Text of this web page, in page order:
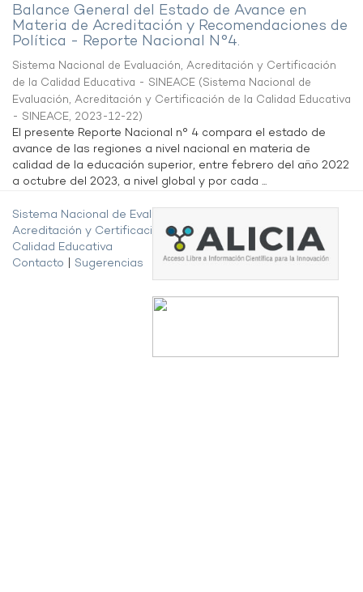
Balance General del Estado de Avance en
Materia de Acreditación y Recomendaciones de
Política - Reporte Nacional N°4.
Sistema Nacional de Evaluación, Acreditación y Certificación
de la Calidad Educativa - SINEACE (Sistema Nacional de
Evaluación, Acreditación y Certificación de la Calidad Educativa
- SINEACE, 2023-12-22)
El presente Reporte Nacional n° 4 compara el estado de
avance de las regiones a nivel nacional en materia de
calidad de la educación superior, entre febrero del año 2022
a octubre del 2023, a nivel global y por cada ...
Sistema Nacional de Evaluación,
Acreditación y Certificación de la
Calidad Educativa
Contacto
Sugerencias